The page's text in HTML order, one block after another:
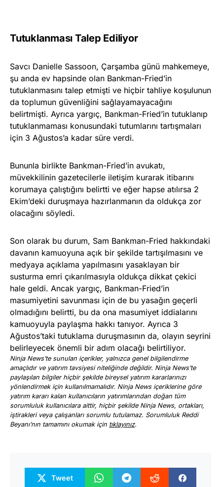
Tutuklanması Talep Ediliyor
Savcı Danielle Sassoon, Çarşamba günü mahkemeye,
şu anda ev hapsinde olan Bankman-Fried’in
tutuklanmasını talep etmişti ve hiçbir tahliye koşulunun
da toplumun güvenliğini sağlayamayacağını
belirtmişti. Ayrıca yargıç, Bankman-Fried’in tutuklanıp
tutuklanmaması konusundaki tutumlarını tartışmaları
için 3 Ağustos’a kadar süre verdi.
Bununla birlikte Bankman-Fried’in avukatı,
müvekkilinin gazetecilerle iletişim kurarak itibarını
korumaya çalıştığını belirtti ve eğer hapse atılırsa 2
Ekim’deki duruşmaya hazırlanmanın da oldukça zor
olacağını söyledi.
Son olarak bu durum, Sam Bankman-Fried hakkındaki
davanın kamuoyuna açık bir şekilde tartışılmasını ve
medyaya açıklama yapılmasını yasaklayan bir
susturma emri çıkarılmasıyla oldukça dikkat çekici
hale geldi. Ancak yargıç, Bankman-Fried’in
masumiyetini savunması için de bu yasağın geçerli
olmadığını belirtti, bu da ona masumiyet iddialarını
kamuoyuyla paylaşma hakkı tanıyor. Ayrıca 3
Ağustos’taki tutuklama duruşmasının da, olayın seyrini
belirleyecek önemli bir adım olacağı belirtiliyor.
Ninja News’te sunulan içerikler, yalnızca genel bilgilendirme
amaçlıdır ve yatırım tavsiyesi niteliğinde değildir. Ninja News’te
paylaşılan bilgiler hiçbir şekilde bireysel yatırım kararlarınızı
yönlendirmek için kullanılmamalıdır. Ninja News içeriklerine göre
yatırım kararı kalan kullanıcıların yatırımlarından doğan tüm
sorumluluk kullanıcılara aittir, hiçbir şekilde Ninja News, ortakları,
iştirakleri veya çalışanları sorumlu tutulamaz. Sorumluluk Reddi
Beyanı’nın tamamını okumak için tıklayınız.
Tweet